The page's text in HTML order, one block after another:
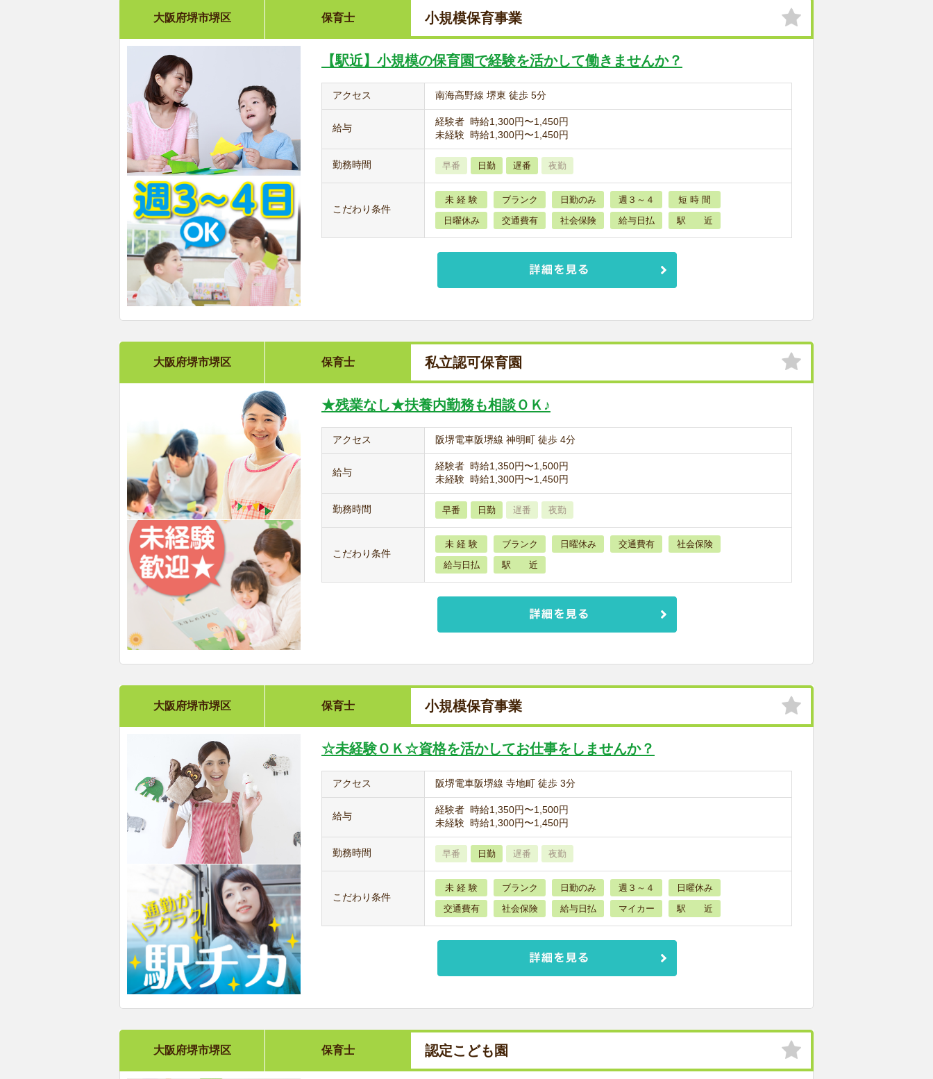
大阪府堺市堺区 保育士 小規模保育事業
【駅近】小規模の保育園で経験を活かして働きませんか？
アクセス 南海高野線 堺東 徒歩 5分
給与
経験者 時給1,300円〜1,450円
未経験 時給1,300円〜1,450円
勤務時間 早番 日勤 遅番 夜勤
こだわり条件
未 経 験 ブランク 日勤のみ 週３～４
短 時 間
日曜休み
交通費有 社会保険 給与日払 駅 近
大阪府堺市堺区 保育士 私立認可保育園
★残業なし★扶養内勤務も相談ＯＫ♪
アクセス 阪堺電車阪堺線 神明町 徒歩 4分
給与
経験者 時給1,350円〜1,500円
未経験 時給1,300円〜1,450円
勤務時間 早番 日勤 遅番 夜勤
こだわり条件
未 経 験 ブランク 日曜休み 交通費有
社会保険
給与日払
駅 近
大阪府堺市堺区 保育士 小規模保育事業
☆未経験ＯＫ☆資格を活かしてお仕事をしませんか？
アクセス 阪堺電車阪堺線 寺地町 徒歩 3分
給与
経験者 時給1,350円〜1,500円
未経験 時給1,300円〜1,450円
勤務時間 早番 日勤 遅番 夜勤
こだわり条件
未 経 験 ブランク 日勤のみ 週３～４
日曜休み
交通費有
社会保険 給与日払 マイカー 駅 近
大阪府堺市堺区 保育士 認定こども園